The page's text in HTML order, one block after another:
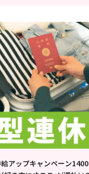
給アップキャンペーン